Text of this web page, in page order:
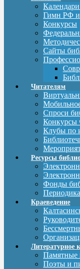
Гимн РФ
Конкурсы
Сайты
Читателям
Спроси
Конкурсы
Клубы по
Ресурсы
Фонды
Периодика
Краеведение
Литературное
Памятные
Поэты и